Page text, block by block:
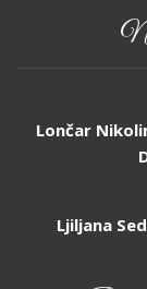
Lončar
Ljiljana